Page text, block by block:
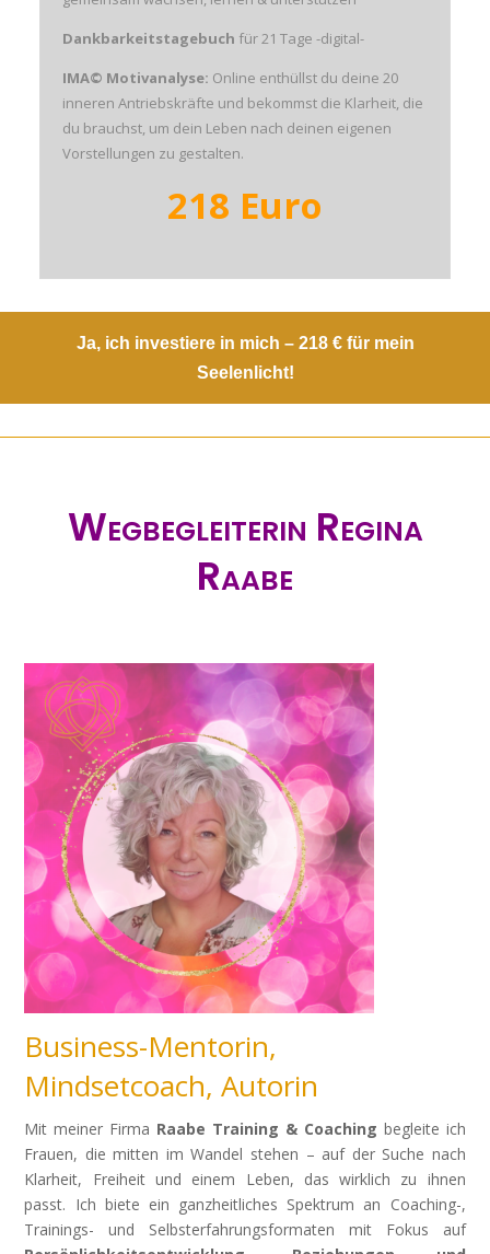
Dankbarkeitstagebuch für 21 Tage -digital-
IMA© Motivanalyse: Online enthüllst du deine 20
inneren Antriebskräfte und bekommst die Klarheit, die
du brauchst, um dein Leben nach deinen eigenen
Vorstellungen zu gestalten.
218 Euro
Ja, ich investiere in mich – 218 € für mein
Seelenlicht!
Wegbegleiterin Regina
Raabe
Business-Mentorin,
Mindsetcoach, Autorin
Mit meiner Firma Raabe Training & Coaching begleite ich
Frauen, die mitten im Wandel stehen – auf der Suche nach
Klarheit, Freiheit und einem Leben, das wirklich zu ihnen
passt. Ich biete ein ganzheitliches Spektrum an Coaching-,
Trainings- und Selbsterfahrungsformaten mit Fokus auf